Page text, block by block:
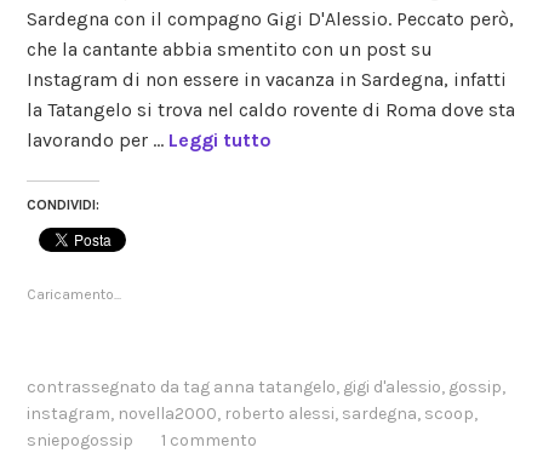
Sardegna con il compagno Gigi D'Alessio. Peccato però,
che la cantante abbia smentito con un post su
Instagram di non essere in vacanza in Sardegna, infatti
la Tatangelo si trova nel caldo rovente di Roma dove sta
lavorando per … Leggi tutto
CONDIVIDI:
Caricamento...
contrassegnato da tag anna tatangelo, gigi d'alessio, gossip,
instagram, novella2000, roberto alessi, sardegna, scoop,
sniepogossip
1 commento